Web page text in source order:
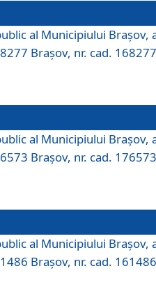
al Municipiului Braşov,
Brașov, nr. cad.
al Municipiului Braşov,
Brașov, nr. cad.
al Municipiului Braşov,
Brașov, nr. cad.